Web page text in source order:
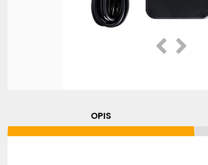
PrethodnaSlijedeća
OPIS